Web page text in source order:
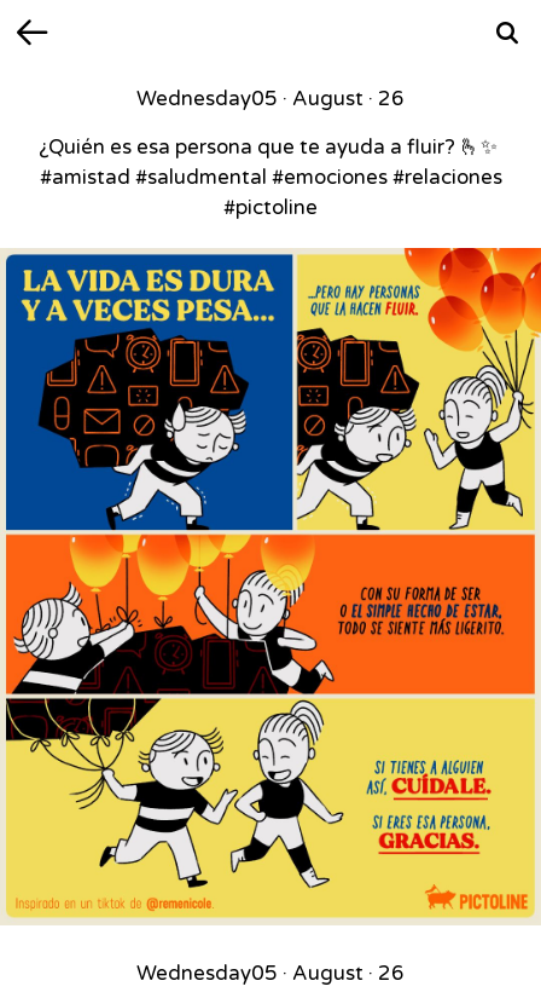
Wednesday05 · August · 26
¿Quién es esa persona que te ayuda a fluir? 🫰✨⁣ ⁣
#amistad #saludmental #emociones #relaciones
#pictoline
Wednesday05 · August · 26